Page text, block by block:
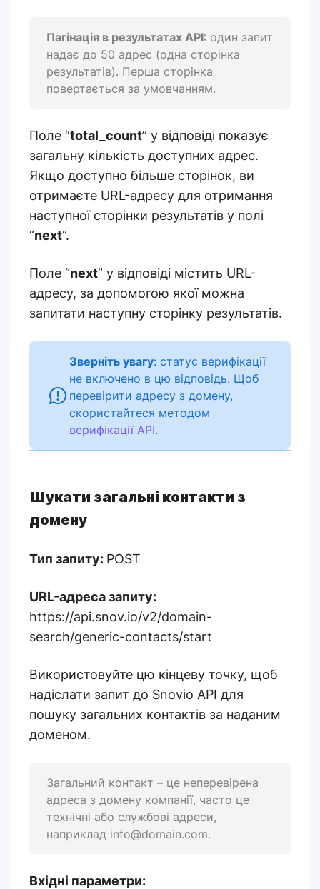
Пагінація в результатах API: один запит
надає до 50 адрес (одна сторінка
результатів). Перша сторінка
повертається за умовчанням.
Поле “total_count” у відповіді показує
загальну кількість доступних адрес.
Якщо доступно більше сторінок, ви
отримаєте URL-адресу для отримання
наступної сторінки результатів у полі
“next”.
Поле “next” у відповіді містить URL-
адресу, за допомогою якої можна
запитати наступну сторінку результатів.
Зверніть увагу: статус верифікації
не включено в цю відповідь. Щоб
перевірити адресу з домену,
скористайтеся методом
верифікації API.
Шукати загальні контакти з
домену
Тип запиту: POST
URL-адреса запиту:
https://api.snov.io/v2/domain-
search/generic-contacts/start
Використовуйте цю кінцеву точку, щоб
надіслати запит до Snovio API для
пошуку загальних контактів за наданим
доменом.
Загальний контакт – це неперевірена
адреса з домену компанії, часто це
технічні або службові адреси,
наприклад info@domain.com.
Вхідні параметри: